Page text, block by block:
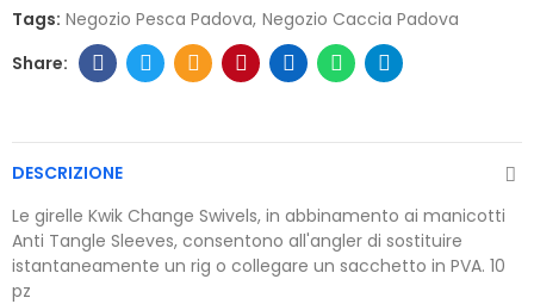
Tags: Negozio Pesca Padova Negozio Caccia Padova
DESCRIZIONE
Le girelle Kwik Change Swivels, in abbinamento ai manicotti
Anti Tangle Sleeves, consentono all'angler di sostituire
istantaneamente un rig o collegare un sacchetto in PVA. 10
pz